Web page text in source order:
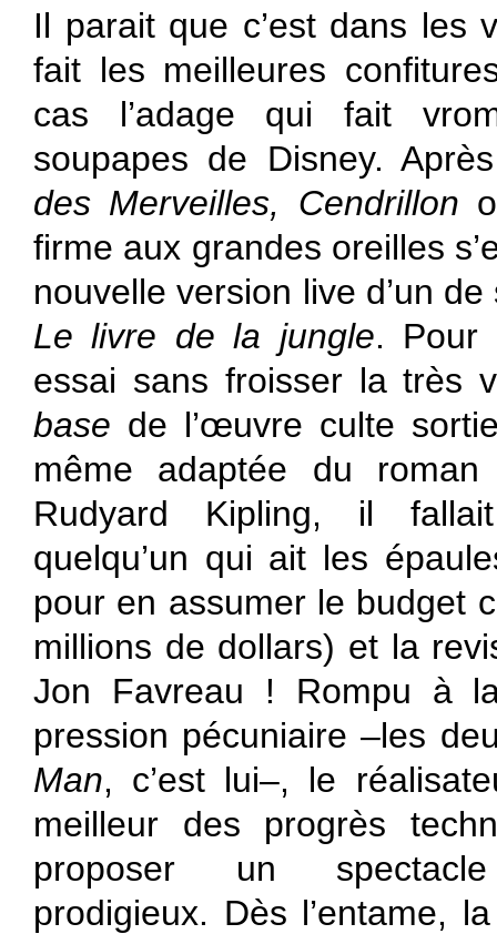
Il parait que c’est dans les
fait les meilleures
cas l’adage qui fait
soupapes de Disney.
des Merveilles, Cendrillon
firme aux grandes oreilles
nouvelle version live d’un
Le livre de la jungle. Pour
essai sans froisser la très
base de l’œuvre culte
même adaptée du roman
Rudyard Kipling, il
quelqu’un qui ait les
pour en assumer le budget
millions de dollars) et la
Jon Favreau ! Rompu à
pression pécuniaire –les
Man, c’est lui–, le
meilleur des progrès
proposer un spectacle
prodigieux. Dès l’entame,